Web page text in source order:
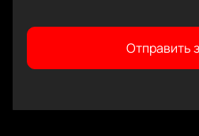
Отправить